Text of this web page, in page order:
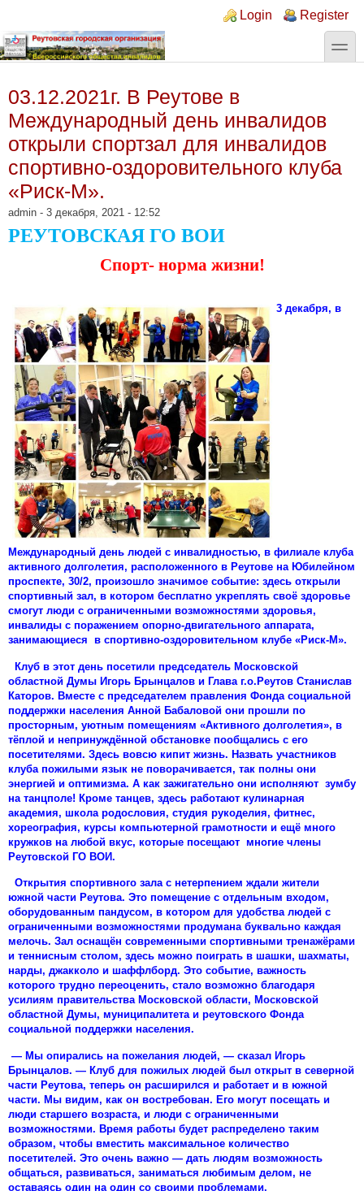
Login links
Login
Register
toggle
03.12.2021г. В Реутове в
Международный день инвалидов
открыли спортзал для инвалидов
спортивно-оздоровительного клуба
«Риск-М».
admin - 3 декабря, 2021 - 12:52
РЕУТОВСКАЯ ГО ВОИ
Спорт- норма жизни!
3 декабря, в
Международный день людей с инвалидностью, в филиале клуба
активного долголетия, расположенного в Реутове на Юбилейном
проспекте, 30/2, произошло значимое событие: здесь открыли
спортивный зал, в котором бесплатно укреплять своё здоровье
смогут люди с ограниченными возможностями здоровья,
инвалиды с поражением опорно-двигательного аппарата,
занимающиеся в спортивно-оздоровительном клубе «Риск-М».
Клуб в этот день посетили председатель Московской
областной Думы Игорь Брынцалов и Глава г.о.Реутов Станислав
Каторов. Вместе с председателем правления Фонда социальной
поддержки населения Анной Бабаловой они прошли по
просторным, уютным помещениям «Активного долголетия», в
тёплой и непринуждённой обстановке пообщались с его
посетителями. Здесь вовсю кипит жизнь. Назвать участников
клуба пожилыми язык не поворачивается, так полны они
энергией и оптимизма. А как зажигательно они исполняют зумбу
на танцполе! Кроме танцев, здесь работают кулинарная
академия, школа родословия, студия рукоделия, фитнес,
хореография, курсы компьютерной грамотности и ещё много
кружков на любой вкус, которые посещают многие члены
Реутовской ГО ВОИ.
Открытия спортивного зала с нетерпением ждали жители
южной части Реутова. Это помещение с отдельным входом,
оборудованным пандусом, в котором для удобства людей с
ограниченными возможностями продумана буквально каждая
мелочь. Зал оснащён современными спортивными тренажёрами
и теннисным столом, здесь можно поиграть в шашки, шахматы,
нарды, джакколо и шаффлборд. Это событие, важность
которого трудно переоценить, стало возможно благодаря
усилиям правительства Московской области, Московской
областной Думы, муниципалитета и реутовского Фонда
социальной поддержки населения.
— Мы опирались на пожелания людей, — сказал Игорь
Брынцалов. — Клуб для пожилых людей был открыт в северной
части Реутова, теперь он расширился и работает и в южной
части. Мы видим, как он востребован. Его могут посещать и
люди старшего возраста, и люди с ограниченными
возможностями. Время работы будет распределено таким
образом, чтобы вместить максимальное количество
посетителей. Это очень важно — дать людям возможность
общаться, развиваться, заниматься любимым делом, не
оставаясь один на один со своими проблемами.